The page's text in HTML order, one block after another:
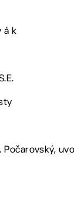
á k
Počarovský,